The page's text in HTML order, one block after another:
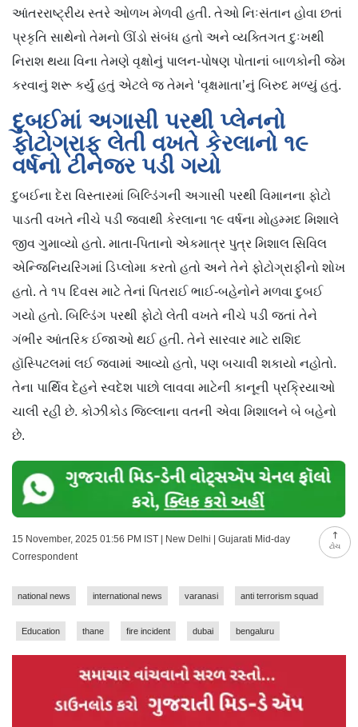
ટોચ
આંતરરાષ્ટ્રીય સ્તરે ઓળખ મેળવી હતી. તેઓ નિઃસંતાન હોવા છતાં
પ્રકૃતિ સાથેનો તેમનો ઊંડો સંબંધ હતો અને વ્યક્તિગત દુઃખથી
નિરાશ થયા વિના તેમણે વૃક્ષોનું પાલન-પોષણ પોતાનાં બાળકોની જેમ
કરવાનું શરૂ કર્યું હતું એટલે જ તેમને ‘વૃક્ષમાતા’નું બિરુદ મળ્યું હતું.
દુબઈમાં અગાસી પરથી પ્લેનનો
ફોટોગ્રાફ લેતી વખતે કેરલાનો ૧૯
વર્ષનો ટીનેજર પડી ગયો
દુબઈના દેરા વિસ્તારમાં બિલ્ડિંગની અગાસી પરથી વિમાનના ફોટો
પાડતી વખતે નીચે પડી જવાથી કેરલાના ૧૯ વર્ષના મોહમ્મદ મિશાલે
જીવ ગુમાવ્યો હતો. માતા-પિતાનો એકમાત્ર પુત્ર મિશાલ સિવિલ
એન્જિનિયરિંગમાં ડિપ્લોમા કરતો હતો અને તેને ફોટોગ્રાફીનો શોખ
હતો. તે ૧૫ દિવસ માટે તેનાં પિતરાઈ ભાઈ-બહેનોને મળવા દુબઈ
ગયો હતો. બિલ્ડિંગ પરથી ફોટો લેતી વખતે નીચે પડી જતાં તેને
ગંભીર આંતરિક ઈજાઓ થઈ હતી. તેને સારવાર માટે રાશિદ
હૉસ્પિટલમાં લઈ જવામાં આવ્યો હતો, પણ બચાવી શકાયો નહોતો.
તેના પાર્થિવ દેહને સ્વદેશ પાછો લાવવા માટેની કાનૂની પ્રક્રિયાઓ
ચાલી રહી છે. કોઝીકોડ જિલ્લાના વતની એવા મિશાલને બે બહેનો
છે.
15 November, 2025 01:56 PM IST | New Delhi | Gujarati Mid-day
Correspondent
national news international news varanasi anti terrorism squad
Education thane fire incident dubai bengaluru